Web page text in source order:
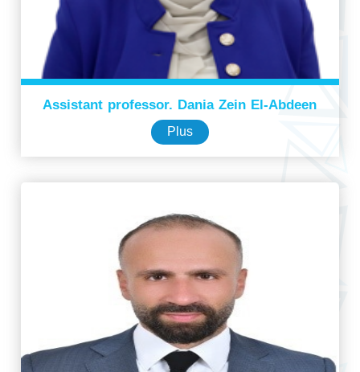
Assistant professor. Dania Zein El-Abdeen
Plus